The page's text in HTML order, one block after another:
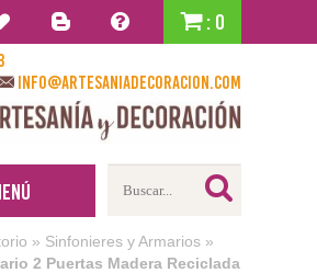
: 0
info@artesaniadecoracion.com
» Sinfonieres y Armarios »
2 Puertas Madera Reciclada